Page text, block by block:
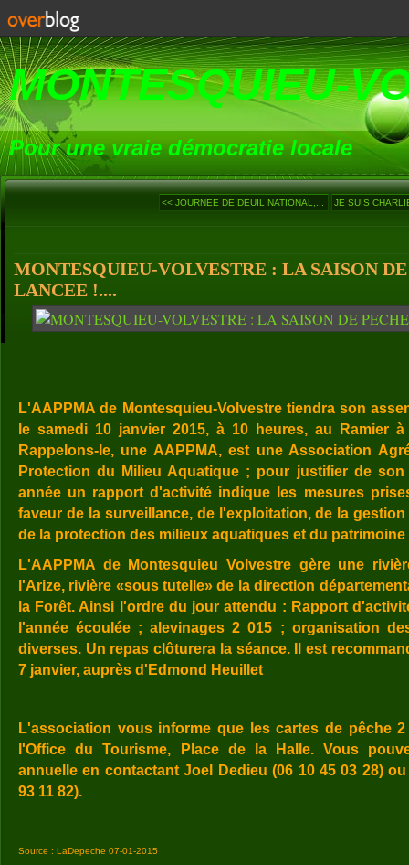
MONTESQUIEU-
Pour une vraie démocratie locale
<< JOURNEE DE DEUIL NATIONAL,... JE SUIS
MONTESQUIEU-VOLVESTRE : LA SAISON DE
LANCEE !....
L'AAPPMA de Montesquieu-Volvestre tiendra son
le samedi 10 janvier 2015, à 10 heures, au Ramier
Rappelons-le, une AAPPMA, est une Association
Protection du Milieu Aquatique ; pour justifier de son
année un rapport d'activité indique les mesures
faveur de la surveillance, de l'exploitation, de la
de la protection des milieux aquatiques et du
L'AAPPMA de Montesquieu Volvestre gère une
l'Arize, rivière «sous tutelle» de la direction
la Forêt. Ainsi l'ordre du jour attendu : Rapport
l'année écoulée ; alevinages 2 015 ; organisation
diverses. Un repas clôturera la séance. Il est
7 janvier, auprès d'Edmond Heuillet
L'association vous informe que les cartes de pêche
l'Office du Tourisme, Place de la Halle. Vous
annuelle en contactant Joel Dedieu (06 10 45 03 28)
93 11 82).
Source : LaDepeche 07-01-2015